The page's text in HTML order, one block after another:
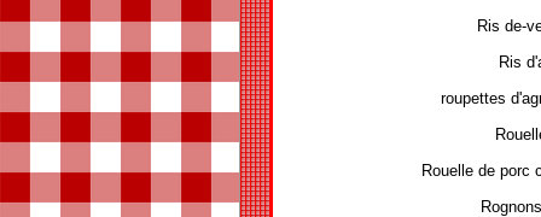
Ris de-
Ris
roupettes
Rouelle de porc